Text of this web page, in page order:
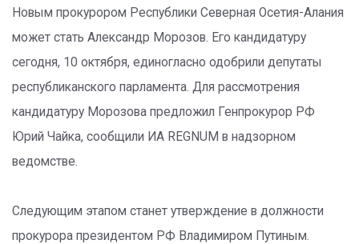
Новым прокурором Республики Северная Осетия-Алания
может стать Александр Морозов. Его кандидатуру
сегодня, 10 октября, единогласно одобрили депутаты
республиканского парламента. Для рассмотрения
кандидатуру Морозова предложил Генпрокурор РФ
Юрий Чайка, сообщили ИА REGNUM в надзорном
ведомстве.
Следующим этапом станет утверждение в должности
прокурора президентом РФ Владимиром Путиным.